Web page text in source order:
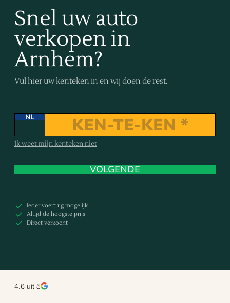
Snel uw auto
verkopen in
Arnhem?
Vul hier uw kenteken in en wij doen de rest.
NL
Ik weet mijn kenteken niet
VOLGENDE
Ieder voertuig mogelijk
Altijd de hoogste prijs
Direct verkocht
4.6 uit 5